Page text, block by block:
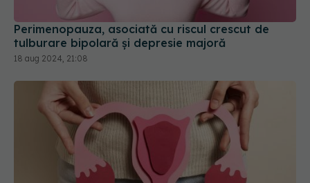
Perimenopauza, asociată cu riscul crescut de
tulburare bipolară și depresie majoră
18 aug 2024, 21:08